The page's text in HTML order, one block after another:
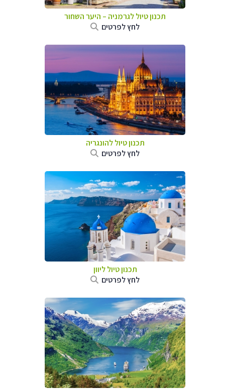
תכנון טיול לגרמניה – היער השחור
לחץ לפרטים
תכנון טיול להונגריה
לחץ לפרטים
תכנון טיול ליוון
לחץ לפרטים